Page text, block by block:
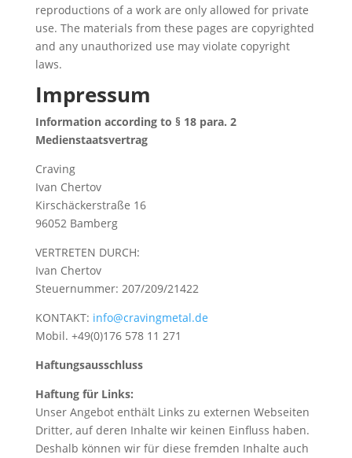
reproductions of a work are only allowed for private
use. The materials from these pages are copyrighted
and any unauthorized use may violate copyright
laws.
Impressum
Information according to § 18 para. 2
Medienstaatsvertrag
Craving
Ivan Chertov
Kirschäckerstraße 16
96052 Bamberg
VERTRETEN DURCH:
Ivan Chertov
Steuernummer: 207/209/21422
KONTAKT: info@cravingmetal.de
Mobil. +49(0)176 578 11 271
Haftungsausschluss
Haftung für Links:
Unser Angebot enthält Links zu externen Webseiten
Dritter, auf deren Inhalte wir keinen Einfluss haben.
Deshalb können wir für diese fremden Inhalte auch